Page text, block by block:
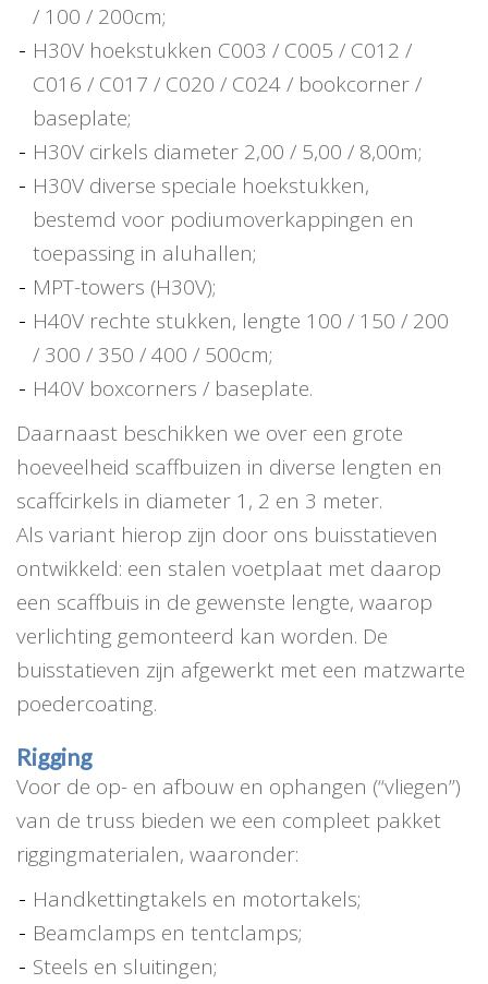
/ 100 / 200cm;
H30V hoekstukken C003 / C005 / C012 /
C016 / C017 / C020 / C024 / bookcorner /
baseplate;
H30V cirkels diameter 2,00 / 5,00 / 8,00m;
H30V diverse speciale hoekstukken,
bestemd voor podiumoverkappingen en
toepassing in aluhallen;
MPT-towers (H30V);
H40V rechte stukken, lengte 100 / 150 / 200
/ 300 / 350 / 400 / 500cm;
H40V boxcorners / baseplate.
Daarnaast beschikken we over een grote
hoeveelheid scaffbuizen in diverse lengten en
scaffcirkels in diameter 1, 2 en 3 meter.
Als variant hierop zijn door ons buisstatieven
ontwikkeld: een stalen voetplaat met daarop
een scaffbuis in de gewenste lengte, waarop
verlichting gemonteerd kan worden. De
buisstatieven zijn afgewerkt met een matzwarte
poedercoating.
Rigging
Voor de op- en afbouw en ophangen (“vliegen”)
van de truss bieden we een compleet pakket
riggingmaterialen, waaronder:
Handkettingtakels en motortakels;
Beamclamps en tentclamps;
Steels en sluitingen;